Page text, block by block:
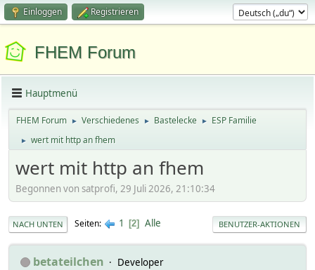
Einloggen Registrieren
FHEM Forum
Hauptmenü
FHEM Forum ► Verschiedenes ► Bastelecke ► ESP Familie
► wert mit http an fhem
wert mit http an fhem
Begonnen von satprofi, 29 Juli 2026, 21:10:34
NACH UNTEN Seiten 1 2 Alle BENUTZER-AKTIONEN
betateilchen
Developer